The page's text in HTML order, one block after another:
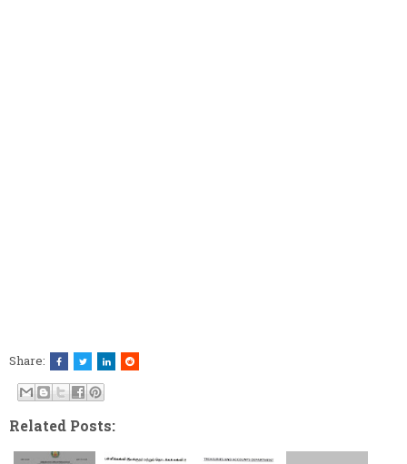
Share:
Related Posts: